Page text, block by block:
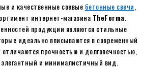
и качественные соевые бетонные свечи,
интернет-магазина TheForma.
продукции являются стильные
идеально вписываются в современный
прочностью и долговечностью,
и минималистичный вид.